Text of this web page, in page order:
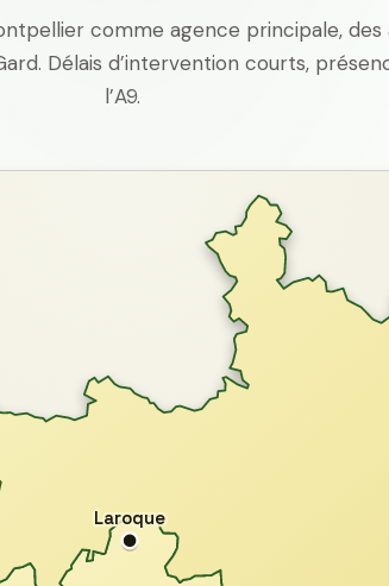
comme agence principale, des
Délais d’intervention courts,
l’A9.
Laroque